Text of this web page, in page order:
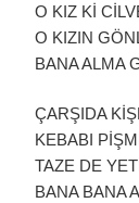
O KIZ Kİ
O KIZIN
BANA ALMA
ÇARŞIDA
KEBABI
TAZE DE
BANA BANA